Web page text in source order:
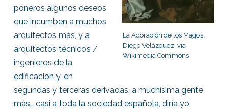
La Adoración de los Magos.
Diego Velázquez, via
Wikimedia Commons
poneros algunos deseos
que incumben a muchos
arquitectos más, y a
arquitectos técnicos /
ingenieros de la
edificación y, en
segundas y terceras derivadas, a muchísima gente
más… casi a toda la sociedad española, diría yo,